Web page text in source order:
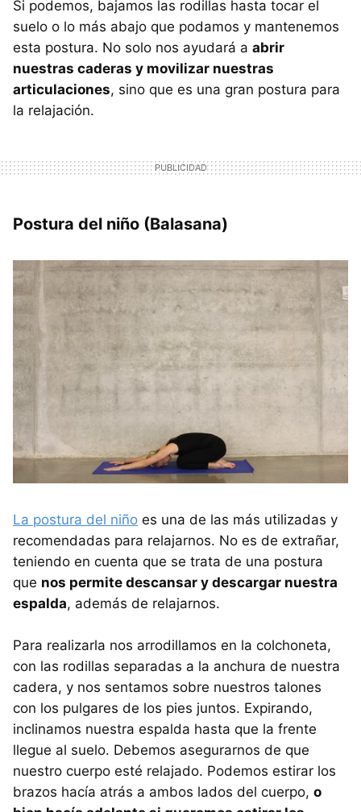
Si podemos, bajamos las rodillas hasta tocar el
suelo o lo más abajo que podamos y mantenemos
esta postura. No solo nos ayudará a abrir
nuestras caderas y movilizar nuestras
articulaciones, sino que es una gran postura para
la relajación.
Postura del niño (Balasana)
La postura del niño es una de las más utilizadas y
recomendadas para relajarnos. No es de extrañar,
teniendo en cuenta que se trata de una postura
que nos permite descansar y descargar nuestra
espalda, además de relajarnos.
Para realizarla nos arrodillamos en la colchoneta,
con las rodillas separadas a la anchura de nuestra
cadera, y nos sentamos sobre nuestros talones
con los pulgares de los pies juntos. Expirando,
inclinamos nuestra espalda hasta que la frente
llegue al suelo. Debemos asegurarnos de que
nuestro cuerpo esté relajado. Podemos estirar los
brazos hacía atrás a ambos lados del cuerpo, o